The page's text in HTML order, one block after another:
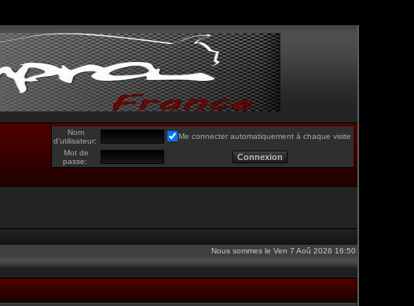
Nom
d’utilisateur:
Me connecter automatiquement à chaque visite
Mot de
passe:
Nous sommes le Ven 7 Aoû 2026 16:50